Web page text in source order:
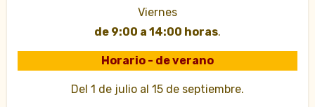
Viernes
de 9:00 a 14:00 horas.
Horario - de verano
Del 1 de julio al 15 de septiembre.